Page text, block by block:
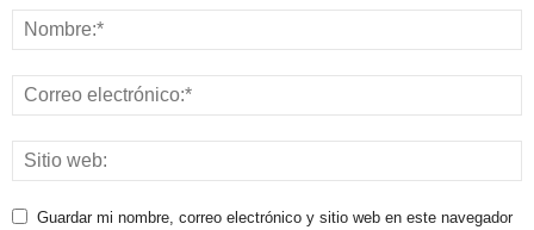
Guardar mi nombre, correo electrónico y sitio web en este navegador